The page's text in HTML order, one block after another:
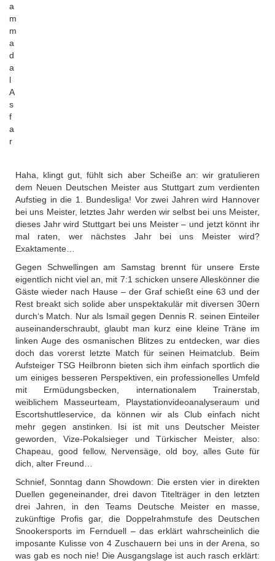
a
m
m
a
d
a
l
A
s
f
a
r
Haha, klingt gut, fühlt sich aber Scheiße an: wir gratulieren
dem Neuen Deutschen Meister aus Stuttgart zum verdienten
Aufstieg in die 1. Bundesliga! Vor zwei Jahren wird Hannover
bei uns Meister, letztes Jahr werden wir selbst bei uns Meister,
dieses Jahr wird Stuttgart bei uns Meister – und jetzt könnt ihr
mal raten, wer nächstes Jahr bei uns Meister wird?
Exaktamente…
Gegen Schwellingen am Samstag brennt für unsere Erste
eigentlich nicht viel an, mit 7:1 schicken unsere Alleskönner die
Gäste wieder nach Hause – der Graf schießt eine 63 und der
Rest breakt sich solide aber unspektakulär mit diversen 30ern
durch‘s Match. Nur als Ismail gegen Dennis R. seinen Einteiler
auseinanderschraubt, glaubt man kurz eine kleine Träne im
linken Auge des osmanischen Blitzes zu entdecken, war dies
doch das vorerst letzte Match für seinen Heimatclub. Beim
Aufsteiger TSG Heilbronn bieten sich ihm einfach sportlich die
um einiges besseren Perspektiven, ein professionelles Umfeld
mit Ermüdungsbecken, internationalem Trainerstab,
weiblichem Masseurteam, Playstationvideoanalyseraum und
Escortshuttleservice, da können wir als Club einfach nicht
mehr gegen anstinken. Isi ist mit uns Deutscher Meister
geworden, Vize-Pokalsieger und Türkischer Meister, also:
Chapeau, good fellow, Nervensäge, old boy, alles Gute für
dich, alter Freund…
Schnief, Sonntag dann Showdown: Die ersten vier in direkten
Duellen gegeneinander, drei davon Titelträger in den letzten
drei Jahren, in den Teams Deutsche Meister en masse,
zukünftige Profis gar, die Doppelrahmstufe des Deutschen
Snookersports im Fernduell – das erklärt wahrscheinlich die
imposante Kulisse von 4 Zuschauern bei uns in der Arena, so
was gab es noch nie! Die Ausgangslage ist auch rasch erklärt: